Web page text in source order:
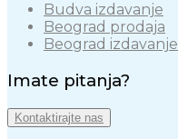
Budva izdavanje
Beograd prodaja
Beograd izdavanje
Imate pitanja?
Kontaktirajte nas